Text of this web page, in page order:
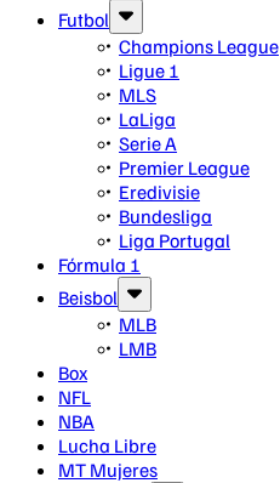
Futbol
Champions League
Ligue 1
MLS
LaLiga
Serie A
Premier League
Eredivisie
Bundesliga
Liga Portugal
Fórmula 1
Beisbol
MLB
LMB
Box
NFL
NBA
Lucha Libre
MT Mujeres